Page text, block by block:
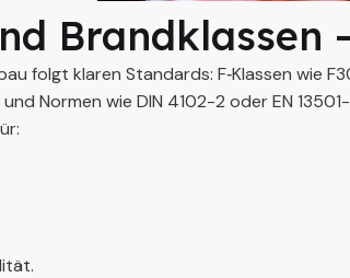
Brandklassen
folgt klaren Standards: F‑Klassen wie
und Normen wie DIN 4102-2 oder EN